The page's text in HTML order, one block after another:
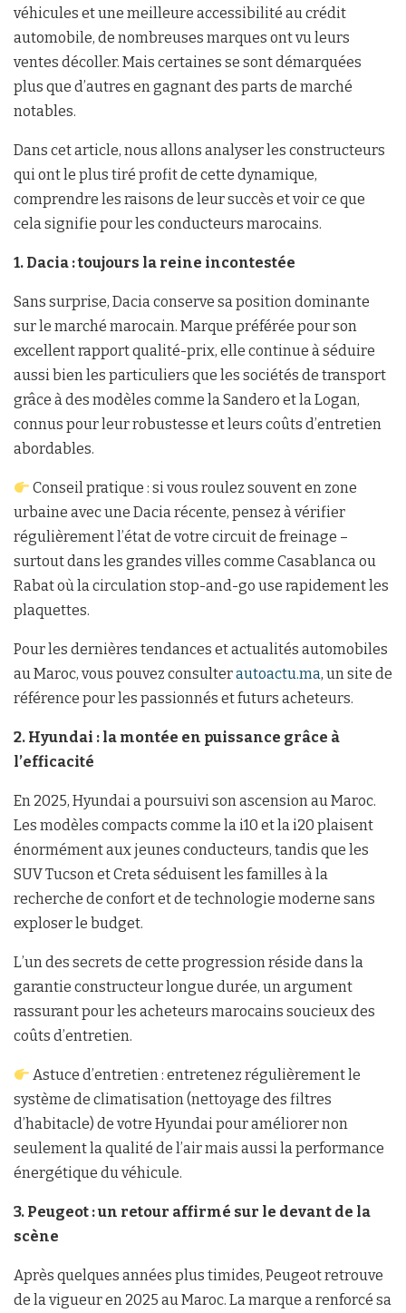
véhicules et une meilleure accessibilité au crédit
automobile, de nombreuses marques ont vu leurs
ventes décoller. Mais certaines se sont démarquées
plus que d’autres en gagnant des parts de marché
notables.
Dans cet article, nous allons analyser les constructeurs
qui ont le plus tiré profit de cette dynamique,
comprendre les raisons de leur succès et voir ce que
cela signifie pour les conducteurs marocains.
1. Dacia : toujours la reine incontestée
Sans surprise, Dacia conserve sa position dominante
sur le marché marocain. Marque préférée pour son
excellent rapport qualité-prix, elle continue à séduire
aussi bien les particuliers que les sociétés de transport
grâce à des modèles comme la Sandero et la Logan,
connus pour leur robustesse et leurs coûts d’entretien
abordables.
Conseil pratique : si vous roulez souvent en zone
urbaine avec une Dacia récente, pensez à vérifier
régulièrement l’état de votre circuit de freinage –
surtout dans les grandes villes comme Casablanca ou
Rabat où la circulation stop-and-go use rapidement les
plaquettes.
Pour les dernières tendances et actualités automobiles
au Maroc, vous pouvez consulterautoactu.ma, un site de
référence pour les passionnés et futurs acheteurs.
2. Hyundai : la montée en puissance grâce à
l’efficacité
En 2025, Hyundai a poursuivi son ascension au Maroc.
Les modèles compacts comme la i10 et la i20 plaisent
énormément aux jeunes conducteurs, tandis que les
SUV Tucson et Creta séduisent les familles à la
recherche de confort et de technologie moderne sans
exploser le budget.
L’un des secrets de cette progression réside dans la
garantie constructeur longue durée, un argument
rassurant pour les acheteurs marocains soucieux des
coûts d’entretien.
Astuce d’entretien : entretenez régulièrement le
système de climatisation (nettoyage des filtres
d’habitacle) de votre Hyundai pour améliorer non
seulement la qualité de l’air mais aussi la performance
énergétique du véhicule.
3. Peugeot : un retour affirmé sur le devant de la
scène
Après quelques années plus timides, Peugeot retrouve
de la vigueur en 2025 au Maroc. La marque a renforcé sa